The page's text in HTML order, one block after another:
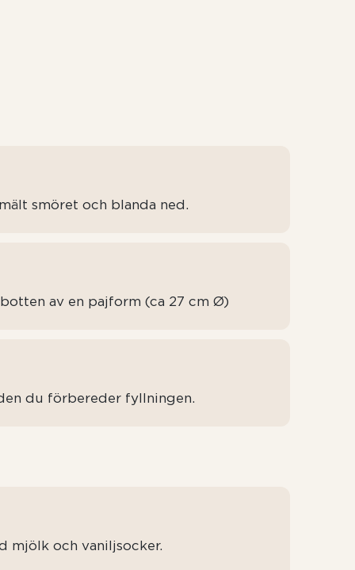
smöret och blanda ned.
av en pajform (ca 27 cm Ø)
du förbereder fyllningen.
mjölk och vaniljsocker.